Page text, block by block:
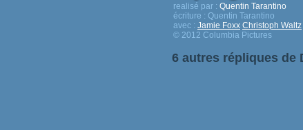
realisé par : Quentin Tarantino
écriture : Quentin Tarantino
avec : Jamie Foxx Christoph Waltz
© 2012 Columbia Pictures
6 autres répliques de